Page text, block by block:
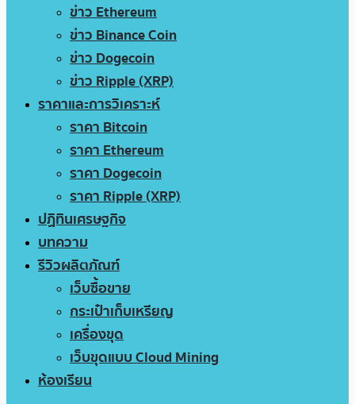
ข่าว Ethereum
ข่าว Binance Coin
ข่าว Dogecoin
ข่าว Ripple (XRP)
ราคาและการวิเคราะห์
ราคา Bitcoin
ราคา Ethereum
ราคา Dogecoin
ราคา Ripple (XRP)
ปฏิทินเศรษฐกิจ
บทความ
รีวิวผลิตภัณฑ์
เว็บซื้อขาย
กระเป๋าเก็บเหรียญ
เครื่องขุด
เว็บขุดแบบ Cloud Mining
ห้องเรียน